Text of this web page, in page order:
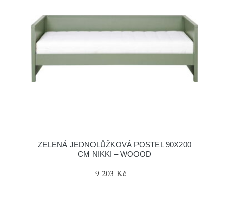
ZELENÁ JEDNOLŮŽKOVÁ POSTEL 90X200
CM NIKKI – WOOOD
9 203 Kč